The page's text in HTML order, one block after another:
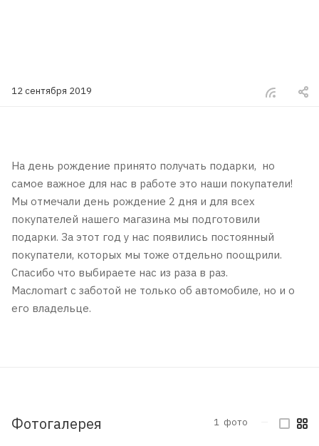
12 сентября 2019
На день рождение принято получать подарки, но
самое важное для нас в работе это наши покупатели!
Мы отмечали день рождение 2 дня и для всех
покупателей нашего магазина мы подготовили
подарки. За этот год у нас появились постоянный
покупатели, которых мы тоже отдельно поощрили.
Спасибо что выбираете нас из раза в раз.
Маслоmart с заботой не только об автомобиле, но и о
его владельце.
Фотогалерея 1 фото